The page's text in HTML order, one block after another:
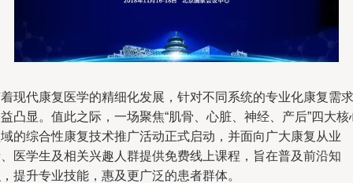
现代康复医学的精细化发展，针对不同系统的专业化康复需求
凸显。值此之际，一场聚焦“肌骨、心脏、神经、产后”四大核
的综合性康复技术推广活动正式启动，并面向广大康复从业
医学生及相关兴趣人群提供免费线上课程，旨在普及前沿知
提升专业技能，惠及更广泛的患者群体。